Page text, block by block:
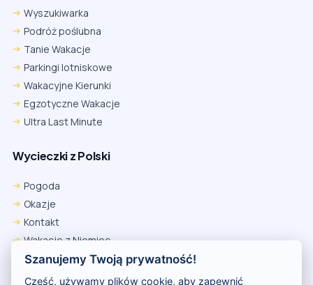
Wyszukiwarka
Podróż poślubna
Tanie Wakacje
Parkingi lotniskowe
Wakacyjne Kierunki
Egzotyczne Wakacje
Ultra Last Minute
Wycieczki z Polski
Pogoda
Okazje
Kontakt
Wakacje z Niemiec
Polityka Prywatności
Wakacje w Egipcie
Szanujemy Twoją prywatność!
Cześć, używamy plików cookie, aby zapewnić